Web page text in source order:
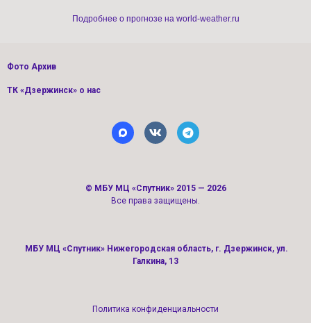
Подробнее о прогнозе на world-weather.ru
Фото Архив
ТК «Дзержинск» о нас
© МБУ МЦ «Спутник» 2015 — 2026
Все права защищены.
МБУ МЦ «Спутник» Нижегородская область, г. Дзержинск, ул.
Галкина, 13
Политика конфиденциальности